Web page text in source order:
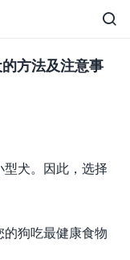
方法及注意事
犬。因此，选择
狗吃最健康食物